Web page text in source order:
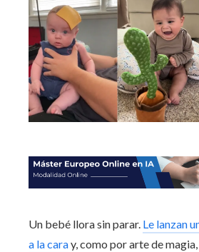
Un bebé llora sin parar. Le lanzan
a la caray, como por arte de magia,